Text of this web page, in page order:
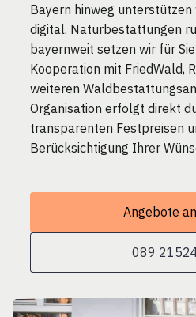
Bayern hinweg unterstützen
digital. Naturbestattungen
bayernweit setzen wir für
Kooperation mit FriedWald,
weiteren
Organisation erfolgt direkt
transparenten Festpreisen
Berücksichtigung Ihrer
Angebote
089